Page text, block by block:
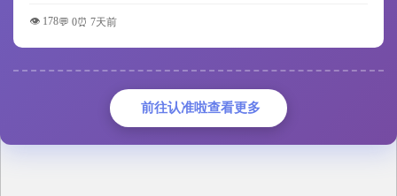
👁️ 178💬 0⏰ 7天前
前往认准啦查看更多